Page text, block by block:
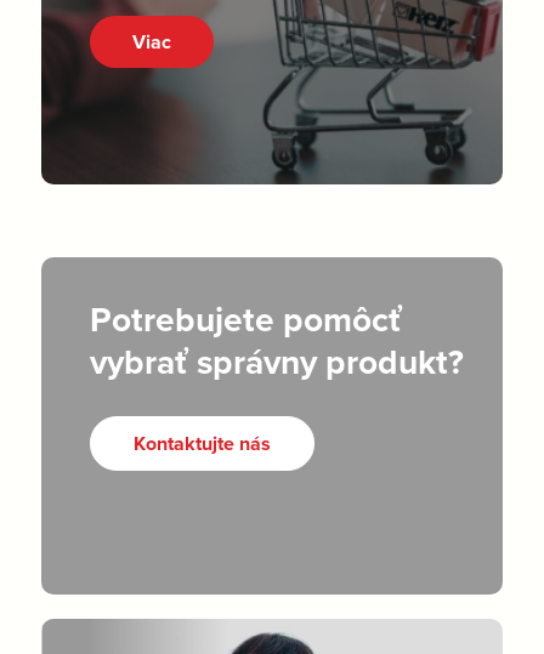
Viac
Potrebujete pomôcť
vybrať správny produkt?
Kontaktujte nás